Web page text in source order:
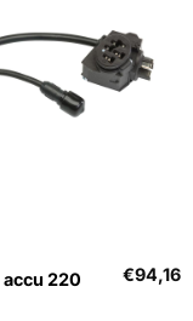
220
€94,16